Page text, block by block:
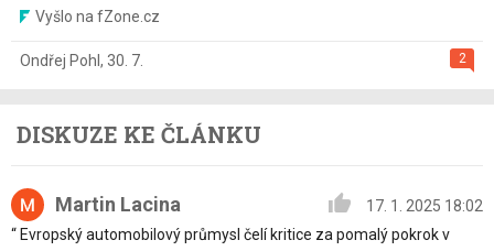
Vyšlo na fZone.cz
2
Ondřej Pohl , 30. 7.
DISKUZE KE ČLÁNKU
Martin Lacina
17. 1. 2025 18:02
“ Evropský automobilový průmysl čelí kritice za pomalý pokrok v